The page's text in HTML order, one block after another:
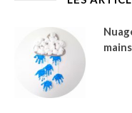
mains